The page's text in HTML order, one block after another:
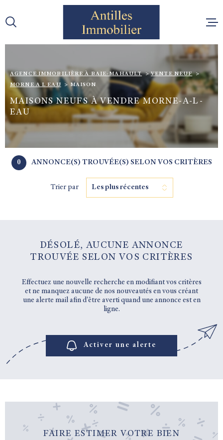
au
menu
au
contenu
VENTES
AGENCE IMMOBILIÈRE À BAIE-MAHAULT
VENTE NEUF
MORNE A L EAU
MAISON
MAISONS NEUFS À VENDRE MORNE-A-L-
EAU
0 ANNONCE(S) TROUVÉE(S) SELON VOS CRITÈRES
Trier par Les plus récentes
DÉSOLÉ, AUCUNE ANNONCE
TROUVÉE SELON VOS CRITÈRES
Effectuez une nouvelle recherche en modifiant vos critères
et ne manquez aucune de nos nouveautés en vous créant
une alerte mail afin d'être averti quand une annonce est en
ligne.
Activer une alerte
FAIRE ESTIMER VOTRE BIEN